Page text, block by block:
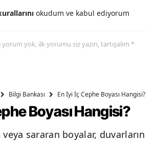
okudum ve kabul ediyorum
yok, ilk yorumu siz yazın, tartışalım *
Bilgi Bankası En İyi İç Cephe Boyası Hangisi?
Boyası Hangisi?
sararan boyalar, duvarların